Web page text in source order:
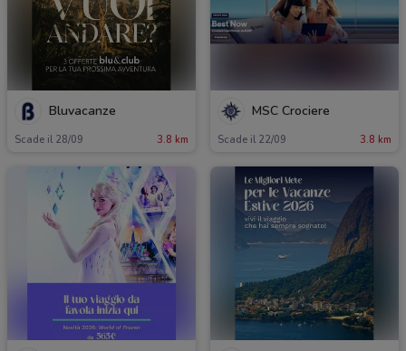
Bluvacanze
Scade il 28/09 3.8 km
MSC Crociere
Scade il 22/09 3.8 km